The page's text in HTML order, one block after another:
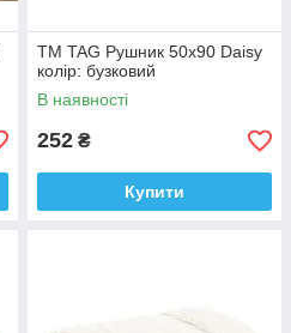
ТМ TAG Рушник 50х90 Daisy
колір: бузковий
В наявності
252 ₴
Купити